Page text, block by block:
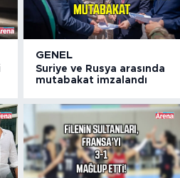
GENEL
Suriye ve Rusya arasında
mutabakat imzalandı